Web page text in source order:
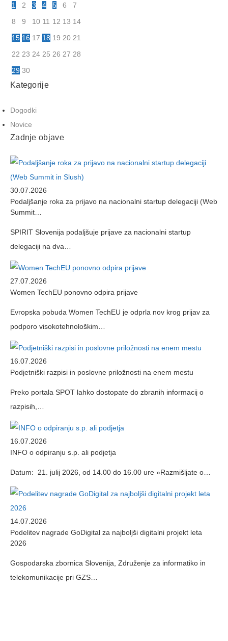
1
2 3 4 5 6
7
8
9 10 11 12 13 14
15 16 17 18 19 20 21
22 23 24 25 26 27 28
29 30
Kategorije
Dogodki
Novice
Zadnje objave
30.07.2026
Podaljšanje roka za prijavo na nacionalni startup delegaciji (Web
Summit…
SPIRIT Slovenija podaljšuje prijave za nacionalni startup
delegaciji na dva…
27.07.2026
Women TechEU ponovno odpira prijave
Evropska pobuda Women TechEU je odprla nov krog prijav za
podporo visokotehnološkim…
16.07.2026
Podjetniški razpisi in poslovne priložnosti na enem mestu
Preko portala SPOT lahko dostopate do zbranih informacij o
razpisih,…
16.07.2026
INFO o odpiranju s.p. ali podjetja
Datum: 21. julij 2026, od 14.00 do 16.00 ure »Razmišljate o…
14.07.2026
Podelitev nagrade GoDigital za najboljši digitalni projekt leta
2026
Gospodarska zbornica Slovenija, Združenje za informatiko in
telekomunikacije pri GZS…